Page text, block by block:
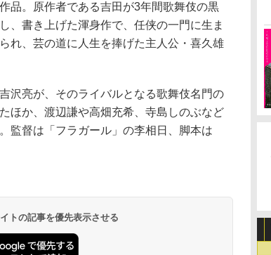
品。原作者である吉田が3年間歌舞伎の黒
、書き上げた渾身作で、任侠の一門に生ま
れ、芸の道に人生を捧げた主人公・喜久雄
沢亮が、そのライバルとなる歌舞伎名門の
ほか、渡辺謙や高畑充希、寺島しのぶなど
監督は「フラガール」の李相日、脚本は
トの記事を優先表示させる